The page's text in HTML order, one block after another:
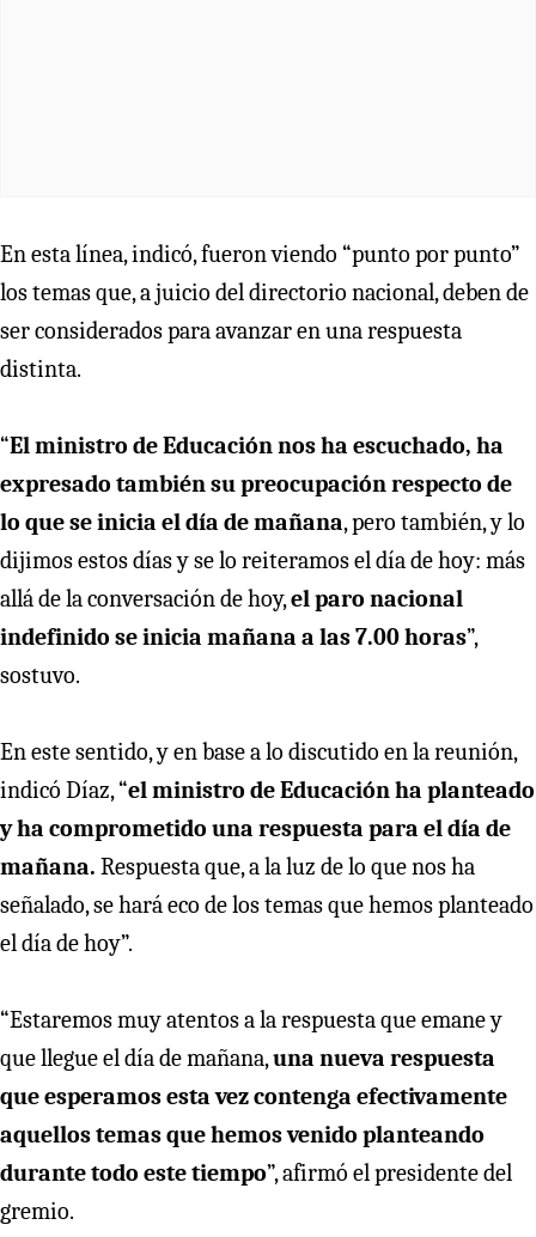
En esta línea, indicó, fueron viendo “punto por punto”
los temas que, a juicio del directorio nacional, deben de
ser considerados para avanzar en una respuesta
distinta.
“El ministro de Educación nos ha escuchado, ha
expresado también su preocupación respecto de
lo que se inicia el día de mañana, pero también, y lo
dijimos estos días y se lo reiteramos el día de hoy: más
allá de la conversación de hoy,el paro nacional
indefinido se inicia mañana a las 7.00 horas”,
sostuvo.
En este sentido, y en base a lo discutido en la reunión,
indicó Díaz, “el ministro de Educación ha planteado
y ha comprometido una respuesta para el día de
mañana. Respuesta que, a la luz de lo que nos ha
señalado, se hará eco de los temas que hemos planteado
el día de hoy”.
“Estaremos muy atentos a la respuesta que emane y
que llegue el día de mañana,una nueva respuesta
que esperamos esta vez contenga efectivamente
aquellos temas que hemos venido planteando
durante todo este tiempo”, afirmó el presidente del
gremio.